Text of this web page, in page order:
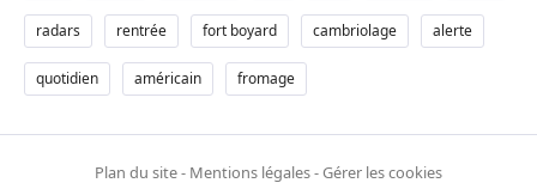
radars rentrée fort boyard cambriolage alerte
quotidien américain fromage
Plan du site- Mentions légales-Gérer les cookies